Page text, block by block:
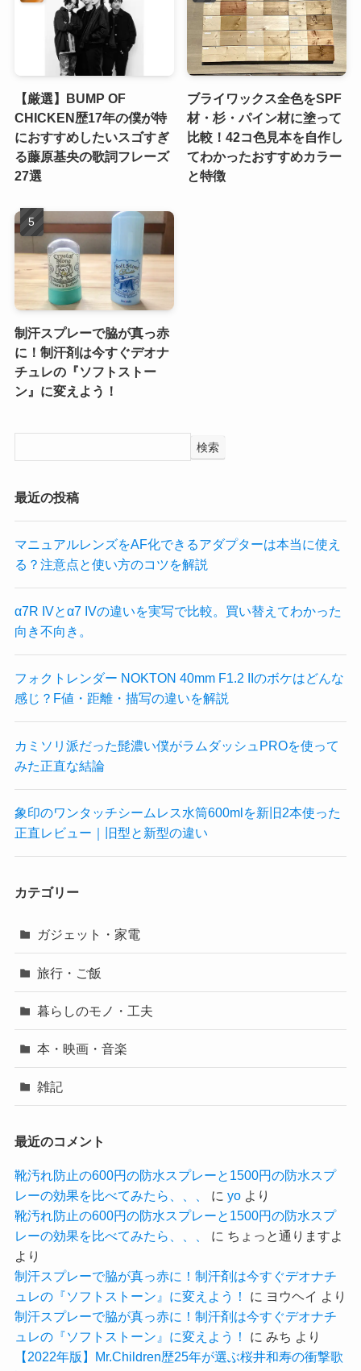
【厳選】BUMP OF
CHICKEN歴17年の僕が特
におすすめしたいスゴすぎ
る藤原基央の歌詞フレーズ
27選
ブライワックス全色をSPF
材・杉・パイン材に塗って
比較！42コ色見本を自作し
てわかったおすすめカラー
と特徴
制汗スプレーで脇が真っ赤
に！制汗剤は今すぐデオナ
チュレの『ソフトストー
ン』に変えよう！
検索
最近の投稿
マニュアルレンズをAF化できるアダプターは本当に使え
る？注意点と使い方のコツを解説
α7R IVとα7 IVの違いを実写で比較。買い替えてわかった
向き不向き。
フォクトレンダー NOKTON 40mm F1.2 IIのボケはどんな
感じ？F値・距離・描写の違いを解説
カミソリ派だった髭濃い僕がラムダッシュPROを使って
みた正直な結論
象印のワンタッチシームレス水筒600mlを新旧2本使った
正直レビュー｜旧型と新型の違い
カテゴリー
ガジェット・家電
旅行・ご飯
暮らしのモノ・工夫
本・映画・音楽
雑記
最近のコメント
靴汚れ防止の600円の防水スプレーと1500円の防水スプ
レーの効果を比べてみたら、、、
に yoより
靴汚れ防止の600円の防水スプレーと1500円の防水スプ
レーの効果を比べてみたら、、、
に ちょっと通りますよ
より
制汗スプレーで脇が真っ赤に！制汗剤は今すぐデオナチ
ュレの『ソフトストーン』に変えよう！
に ヨウヘイ
より
制汗スプレーで脇が真っ赤に！制汗剤は今すぐデオナチ
ュレの『ソフトストーン』に変えよう！
に みち より
【2022年版】Mr.Children歴25年が選ぶ桜井和寿の衝撃歌